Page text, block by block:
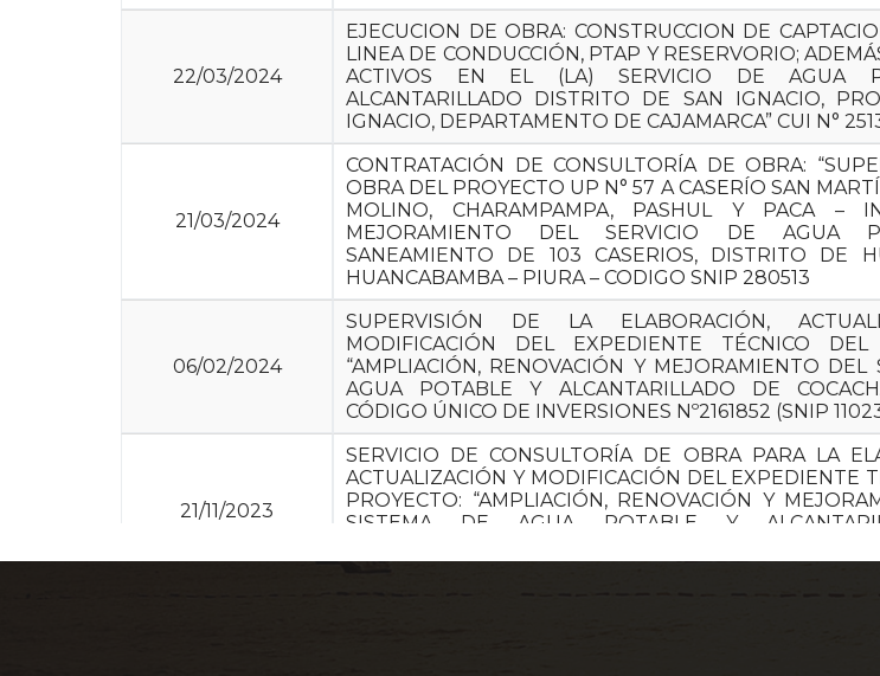
22/03/2024
EJECUCION DE OBRA: CONSTRUCCION DE
LINEA DE CONDUCCIÓN, PTAP Y RESERVORIO;
ACTIVOS EN EL (LA) SERVICIO DE AGUA
ALCANTARILLADO DISTRITO DE SAN IGNACIO,
IGNACIO, DEPARTAMENTO DE CAJAMARCA” CUI N°
21/03/2024
CONTRATACIÓN DE CONSULTORÍA DE OBRA:
OBRA DEL PROYECTO UP N° 57 A CASERÍO SAN
MOLINO, CHARAMPAMPA, PASHUL Y PACA –
MEJORAMIENTO DEL SERVICIO DE AGUA
SANEAMIENTO DE 103 CASERIOS, DISTRITO DE
HUANCABAMBA – PIURA – CODIGO SNIP 280513
06/02/2024
SUPERVISIÓN DE LA ELABORACIÓN,
MODIFICACIÓN DEL EXPEDIENTE TÉCNICO DEL
“AMPLIACIÓN, RENOVACIÓN Y MEJORAMIENTO DEL
AGUA POTABLE Y ALCANTARILLADO DE
CÓDIGO ÚNICO DE INVERSIONES Nº2161852 (SNIP
21/11/2023
SERVICIO DE CONSULTORÍA DE OBRA PARA LA
ACTUALIZACIÓN Y MODIFICACIÓN DEL EXPEDIENTE
PROYECTO: “AMPLIACIÓN, RENOVACIÓN Y
SISTEMA DE AGUA POTABLE Y
(SNIP 110234)